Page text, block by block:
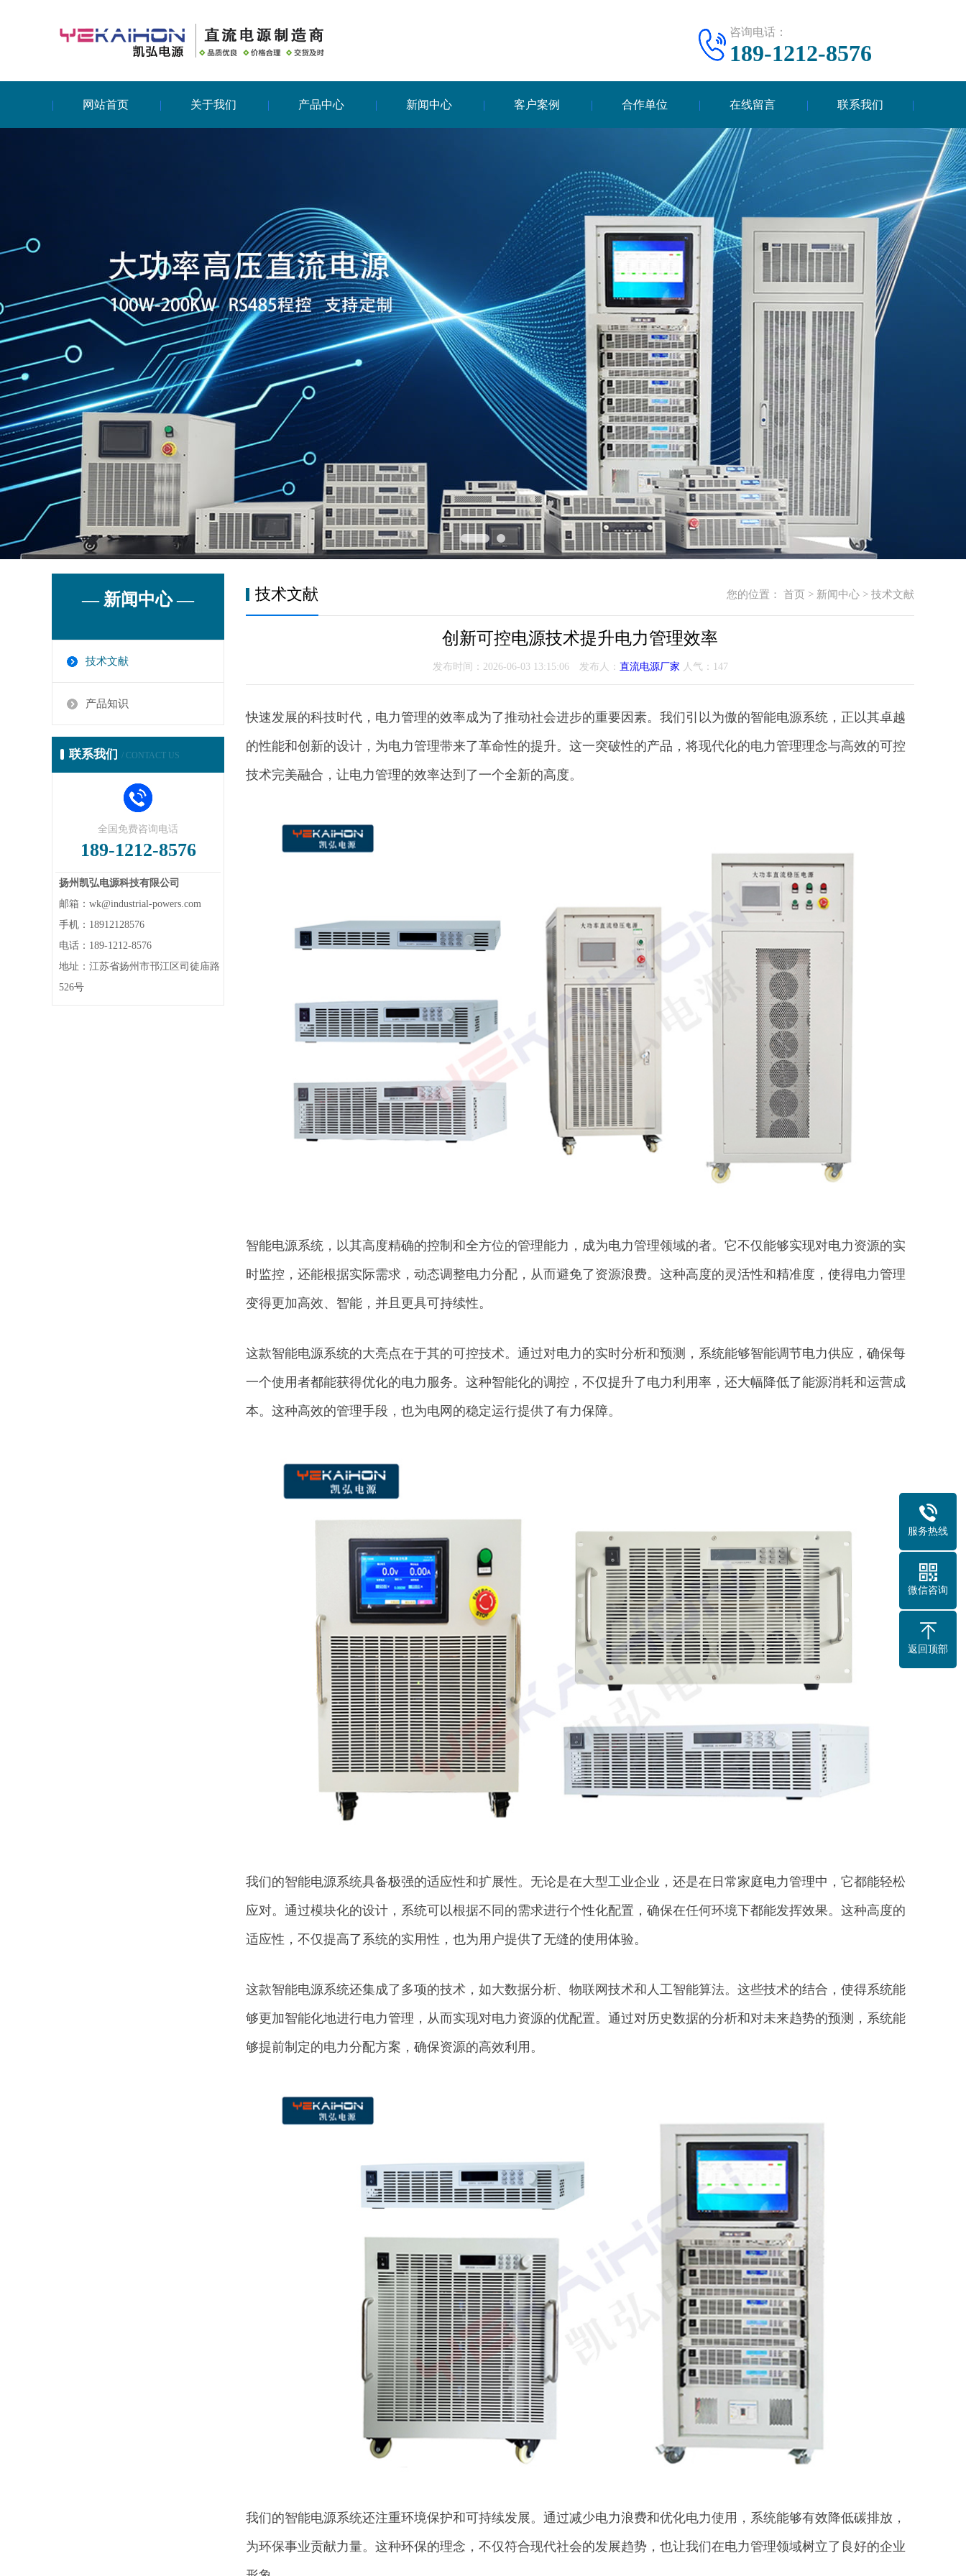
咨询电话：
189-1212-8576
网站首页 关于我们 产品中心 新闻中心 客户案例 合作单位 在线留言 联系我们
— 新闻中心 —
技术文献
产品知识
联系我们 / CONTACT US
全国免费咨询电话
189-1212-8576
扬州凯弘电源科技有限公司
邮箱：wk@industrial-powers.com
手机：18912128576
电话：189-1212-8576
地址：江苏省扬州市邗江区司徒庙路
526号
您的位置： 首页 > 新闻中心 > 技术文献
技术文献
创新可控电源技术提升电力管理效率
发布时间：2026-06-03 13:15:06 发布人： 直流电源厂家 人气： 147
快速发展的科技时代，电力管理的效率成为了推动社会进步的重要因素。我们引以为傲的智能电源系统，正以其卓越
的性能和创新的设计，为电力管理带来了革命性的提升。这一突破性的产品，将现代化的电力管理理念与高效的可控
技术完美融合，让电力管理的效率达到了一个全新的高度。
智能电源系统，以其高度精确的控制和全方位的管理能力，成为电力管理领域的者。它不仅能够实现对电力资源的实
时监控，还能根据实际需求，动态调整电力分配，从而避免了资源浪费。这种高度的灵活性和精准度，使得电力管理
变得更加高效、智能，并且更具可持续性。
这款智能电源系统的大亮点在于其的可控技术。通过对电力的实时分析和预测，系统能够智能调节电力供应，确保每
一个使用者都能获得优化的电力服务。这种智能化的调控，不仅提升了电力利用率，还大幅降低了能源消耗和运营成
本。这种高效的管理手段，也为电网的稳定运行提供了有力保障。
我们的智能电源系统具备极强的适应性和扩展性。无论是在大型工业企业，还是在日常家庭电力管理中，它都能轻松
应对。通过模块化的设计，系统可以根据不同的需求进行个性化配置，确保在任何环境下都能发挥效果。这种高度的
适应性，不仅提高了系统的实用性，也为用户提供了无缝的使用体验。
这款智能电源系统还集成了多项的技术，如大数据分析、物联网技术和人工智能算法。这些技术的结合，使得系统能
够更加智能化地进行电力管理，从而实现对电力资源的优配置。通过对历史数据的分析和对未来趋势的预测，系统能
够提前制定的电力分配方案，确保资源的高效利用。
我们的智能电源系统还注重环境保护和可持续发展。通过减少电力浪费和优化电力使用，系统能够有效降低碳排放，
为环保事业贡献力量。这种环保的理念，不仅符合现代社会的发展趋势，也让我们在电力管理领域树立了良好的企业
服务热线
微信咨询
返回顶部